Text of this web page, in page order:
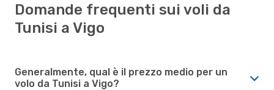
Domande frequenti sui voli da
Tunisi a Vigo
Generalmente, qual è il prezzo medio per un
volo da Tunisi a Vigo?